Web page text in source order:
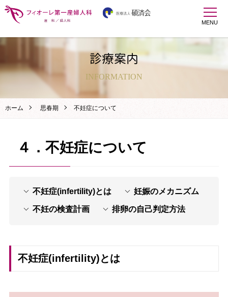
MENU
診療案内
INFORMATION
ホーム 思春期 不妊症について
４．不妊症について
不妊症(infertility)とは 妊娠のメカニズム
不妊の検査計画 排卵の自己判定方法
不妊症(infertility)とは